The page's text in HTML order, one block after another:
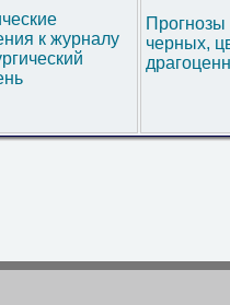
к журналу
черных,